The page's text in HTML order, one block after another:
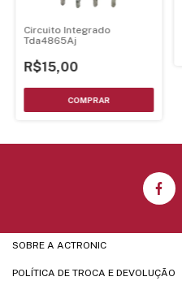
Circuito Integrado
Tda4865Aj
R$15,00
SOBRE A ACTRONIC
POLÍTICA DE TROCA E DEVOLUÇÃO